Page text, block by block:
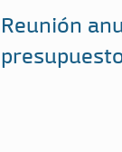
Reunión